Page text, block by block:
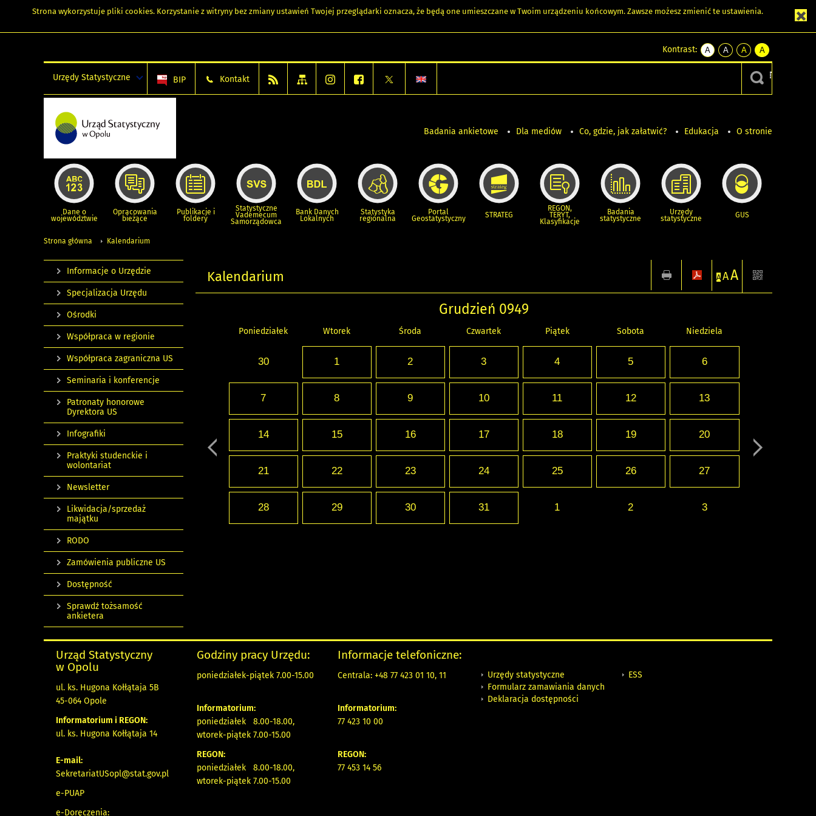
Strona wykorzystuje pliki cookies. Korzystanie z witryny bez zmiany ustawień Twojej przeglądarki oznacza, że będą one umieszczane w Twoim urządzeniu końcowym. Zawsze możesz zmienić te ustawienia.
Kontrast:
A
kontrast
A
kontrast
czarnym
A
kontrast
żółty
tekst
czarnym
A
kontrast
czarny
tekst
żółtym
Urzędy Statystyczne BIP Kontakt
Badania ankietowe Dla mediów Co, gdzie, jak załatwić? Edukacja O stronie
Dane o
województwie
Opracowania
bieżące
Publikacje i
foldery
Statystyczne
Vademecum
Samorządowca
Bank Danych
Lokalnych
Statystyka
regionalna
Portal
Geostatystyczny STRATEG
REGON,
TERYT,
Klasyfikacje
Badania
statystyczne
Urzędy
statystyczne GUS
Strona główna Kalendarium
Kalendarium A AA
Grudzień 0949
Poniedziałek Wtorek Środa Czwartek Piątek Sobota Niedziela
30 1 2 3 4 5 6
7 8 9 10 11 12 13
14 15 16 17 18 19 20
21 22 23 24 25 26 27
28 29 30 31 1 2 3
Informacje o Urzędzie
Specjalizacja Urzędu
Ośrodki
Współpraca w regionie
Współpraca zagraniczna US
Seminaria i konferencje
Patronaty honorowe
Dyrektora US
Infografiki
Praktyki studenckie i
wolontariat
Newsletter
Likwidacja/sprzedaż
majątku
RODO
Zamówienia publiczne US
Dostępność
Sprawdź tożsamość
ankietera
Urząd Statystyczny
w Opolu
ul. ks. Hugona Kołłątaja 5B
45-064 Opole
Informatorium i REGON:
ul. ks. Hugona Kołłątaja 14
E-mail:
SekretariatUSopl@stat.gov.pl
e-PUAP
e-Doręczenia:
Godziny pracy Urzędu:
poniedziałek-piątek 7.00-15.00
Informatorium:
poniedziałek 8.00-18.00,
wtorek-piątek 7.00-15.00
REGON:
poniedziałek 8.00-18.00,
wtorek-piątek 7.00-15.00
Informacje telefoniczne:
Centrala: +48 77 423 01 10, 11
Informatorium:
77 423 10 00
REGON:
77 453 14 56
Urzędy statystyczne
Formularz zamawiania danych
Deklaracja dostępności
ESS